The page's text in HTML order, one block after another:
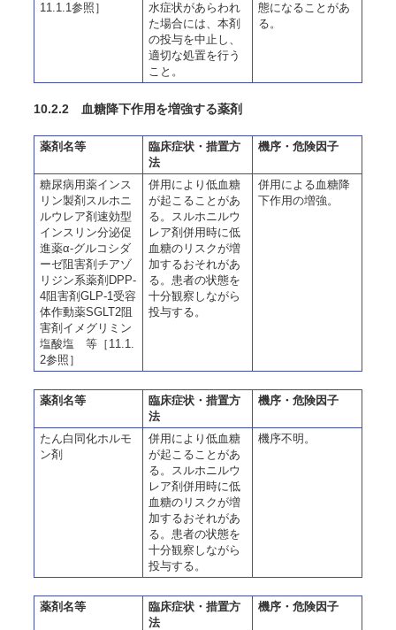
11.1.1参照］
水症状があらわれ
た場合には、本剤
の投与を中止し、
適切な処置を行う
こと。
態になることがあ
る。
10.2.2 血糖降下作用を増強する薬剤
薬剤名等
臨床症状・措置方
法
機序・危険因子
糖尿病用薬インス
リン製剤スルホニ
ルウレア剤速効型
インスリン分泌促
進薬α-グルコシダ
ーゼ阻害剤チアゾ
リジン系薬剤DPP-
4阻害剤GLP-1受容
体作動薬SGLT2阻
害剤イメグリミン
塩酸塩 等［11.1.
2参照］
併用により低血糖
が起こることがあ
る。スルホニルウ
レア剤併用時に低
血糖のリスクが増
加するおそれがあ
る。患者の状態を
十分観察しながら
投与する。
併用による血糖降
下作用の増強。
薬剤名等
臨床症状・措置方
法
機序・危険因子
たん白同化ホルモ
ン剤
併用により低血糖
が起こることがあ
る。スルホニルウ
レア剤併用時に低
血糖のリスクが増
加するおそれがあ
る。患者の状態を
十分観察しながら
投与する。
機序不明。
薬剤名等
臨床症状・措置方
法
機序・危険因子